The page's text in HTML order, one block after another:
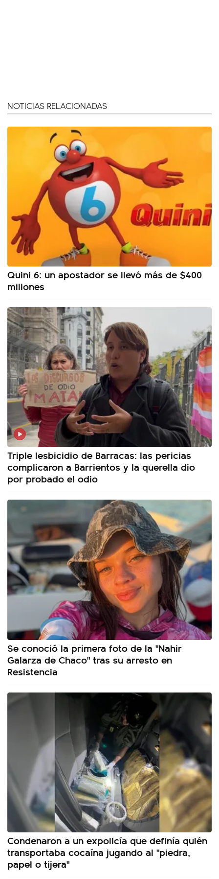
NOTICIAS RELACIONADAS
Quini 6: un apostador se llevó más de $400
millones
Triple lesbicidio de Barracas: las pericias
complicaron a Barrientos y la querella dio
por probado el odio
Se conoció la primera foto de la "Nahir
Galarza de Chaco" tras su arresto en
Resistencia
Condenaron a un expolicía que definía quién
transportaba cocaína jugando al "piedra,
papel o tijera"